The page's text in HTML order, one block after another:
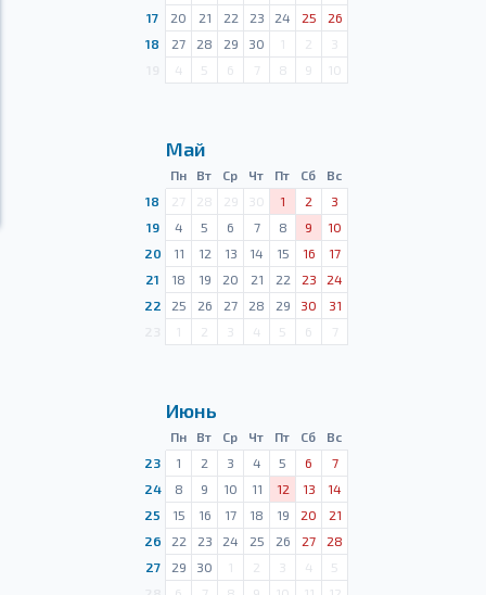
17
20 21 22 23 24 25
26
18
27 28 29 30 1 2
3
4 5 6 7 8 9 10
Май
Пн Вт Ср Чт Пт Сб
Вс
18
27 28 29 30 1 2
3
19
4 5 6 7 8 9
10
20
11 12 13 14 15 16
17
21
18 19 20 21 22 23
24
22
25 26 27 28 29 30
31
1 2 3 4 5 6 7
Июнь
Пн Вт Ср Чт Пт Сб
Вс
23
1 2 3 4 5 6
7
24
8 9 10 11 12 13
14
25
15 16 17 18 19 20
21
26
22 23 24 25 26 27
28
27
29 30 1 2 3 4
5